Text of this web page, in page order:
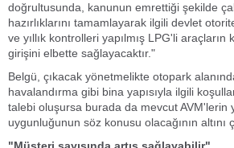
doğrultusunda, kanunun emrettiği şekilde
hazırlıklarını tamamlayarak ilgili devlet
ve yıllık kontrolleri yapılmış LPG'li araçların
girişini elbette sağlayacaktır."
Belgü, çıkacak yönetmelikte otopark
havalandırma gibi bina yapısıyla ilgili
talebi oluşursa burada da mevcut AVM'lerin
uygunluğunun söz konusu olacağının altını